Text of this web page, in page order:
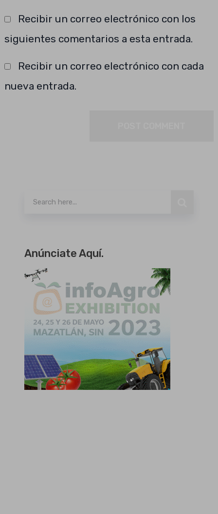
Recibir un correo electrónico con los
siguientes comentarios a esta entrada.
Recibir un correo electrónico con cada
nueva entrada.
Anúnciate Aquí.